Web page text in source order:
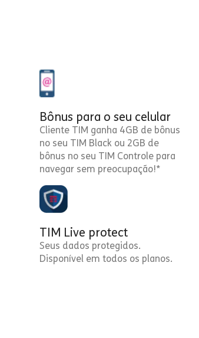
Bônus para o seu celular
Cliente TIM ganha 4GB de bônus
no seu TIM Black ou 2GB de
bônus no seu TIM Controle para
navegar sem preocupação!*
TIM Live protect
Seus dados protegidos.
Disponível em todos os planos.